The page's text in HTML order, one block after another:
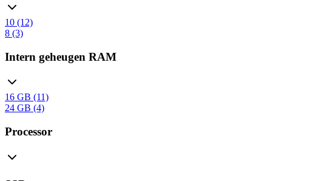
10 (12)
8 (3)
Intern geheugen RAM
16 GB (11)
24 GB (4)
Processor